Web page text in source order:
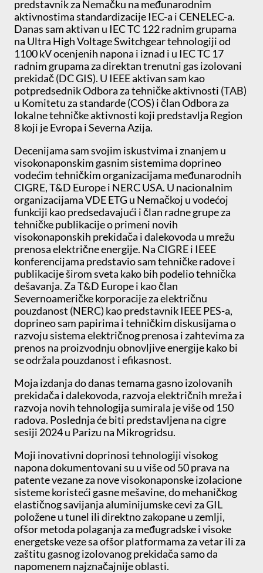
predstavnik za Nemačku na međunarodnim
aktivnostima standardizacije IEC-a i CENELEC-a.
Danas sam aktivan u IEC TC 122 radnim grupama
na Ultra High Voltage Switchgear tehnologiji od
1100 kV ocenjenih napona i iznad i u IEC TC 17
radnim grupama za direktan trenutni gas izolovani
prekidač (DC GIS). U IEEE aktivan sam kao
potpredsednik Odbora za tehničke aktivnosti (TAB)
u Komitetu za standarde (COS) i član Odbora za
lokalne tehničke aktivnosti koji predstavlja Region
8 koji je Evropa i Severna Azija.
Decenijama sam svojim iskustvima i znanjem u
visokonaponskim gasnim sistemima doprineo
vodećim tehničkim organizacijama međunarodnih
CIGRE, T&D Europe i NERC USA. U nacionalnim
organizacijama VDE ETG u Nemačkoj u vodećoj
funkciji kao predsedavajući i član radne grupe za
tehničke publikacije o primeni novih
visokonaponskih prekidača i dalekovoda u mrežu
prenosa električne energije. Na CIGRE i IEEE
konferencijama predstavio sam tehničke radove i
publikacije širom sveta kako bih podelio tehnička
dešavanja. Za T&D Europe i kao član
Severnoameričke korporacije za električnu
pouzdanost (NERC) kao predstavnik IEEE PES-a,
doprineo sam papirima i tehničkim diskusijama o
razvoju sistema električnog prenosa i zahtevima za
prenos na proizvodnju obnovljive energije kako bi
se održala pouzdanost i efikasnost.
Moja izdanja do danas temama gasno izolovanih
prekidača i dalekovoda, razvoja električnih mreža i
razvoja novih tehnologija sumirala je više od 150
radova. Poslednja će biti predstavljena na cigre
sesiji 2024 u Parizu na Mikrogridsu.
Moji inovativni doprinosi tehnologiji visokog
napona dokumentovani su u više od 50 prava na
patente vezane za nove visokonaponske izolacione
sisteme koristeći gasne mešavine, do mehaničkog
elastičnog savijanja aluminijumske cevi za GIL
položene u tunel ili direktno zakopane u zemlji,
ofšor metoda polaganja za međugradske i visoke
energetske veze sa ofšor platformama za vetar ili za
zaštitu gasnog izolovanog prekidača samo da
napomenem najznačajnije oblasti.